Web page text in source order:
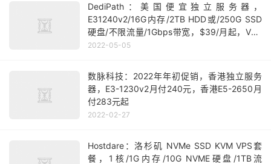
DediPath：美国便宜独立服务器，
E31240v2/16G内存/2TB HDD或/250G SSD
硬盘/不限流量/1Gbps带宽，$39/月起，VPS
服务器5折优惠
2022-05-05
数脉科技：2022年年初促销，香港独立服务
器，E3-1230v2月付240元，香港E5-2650月
付283元起
2022-02-27
Hostdare：洛杉矶 NVMe SSD KVM VPS套
餐，1核/1G内存/10G NVME硬盘/1TB流